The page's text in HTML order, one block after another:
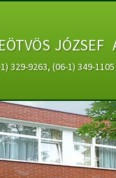
329-9263, (06-1) 349-